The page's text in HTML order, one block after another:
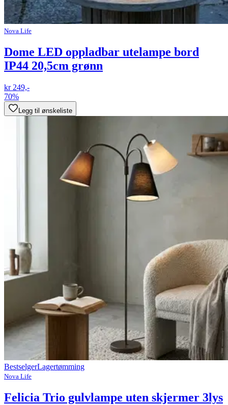
Nova Life
Dome LED oppladbar utelampe bord
IP44 20,5cm grønn
kr 249,-
70%
Legg til ønskeliste
BestselgerLagertømming
Nova Life
Felicia Trio gulvlampe uten skjermer 3lys